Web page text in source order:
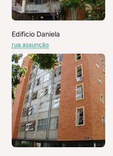
Edificio Daniela
rua assunção